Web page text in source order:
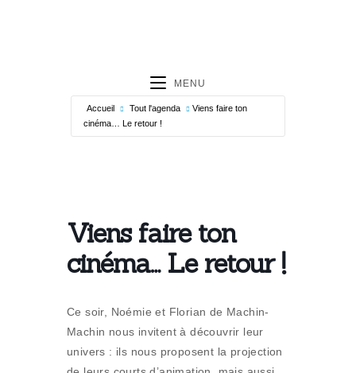
MENU
Accueil Tout l'agenda
Viens faire ton
cinéma… Le retour !
Viens faire ton
cinéma… Le retour !
Ce soir, Noémie et Florian de Machin-
Machin nous invitent à découvrir leur
univers : ils nous proposent la projection